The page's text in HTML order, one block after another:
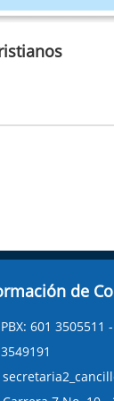
de
PBX: 601 3505511
3549191